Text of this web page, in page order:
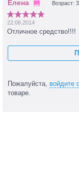
Возраст:
22.06.2014
Отличное средство!!!!
Пожалуйста, войдите
товаре.